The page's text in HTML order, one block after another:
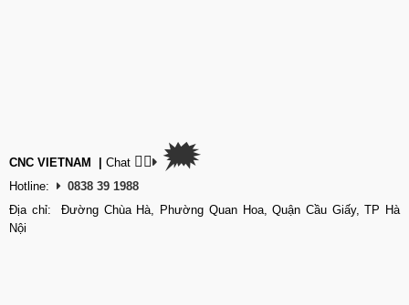
CNC VIETNAM Chat 👉🏽 🗯
Hotline:
0838 39 1988
Địa chỉ: Đường Chùa Hà, Phường Quan Hoa, Quận Cầu Giấy, TP Hà
Nội